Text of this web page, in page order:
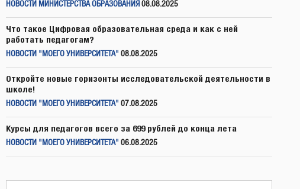
НОВОСТИ МИНИСТЕРСТВА ОБРАЗОВАНИЯ 08.08.2025
Что такое Цифровая образовательная среда и как с ней
работать педагогам?
НОВОСТИ "МОЕГО УНИВЕРСИТЕТА" 08.08.2025
Откройте новые горизонты исследовательской деятельности в
школе!
НОВОСТИ "МОЕГО УНИВЕРСИТЕТА" 07.08.2025
Курсы для педагогов всего за 699 рублей до конца лета
НОВОСТИ "МОЕГО УНИВЕРСИТЕТА" 06.08.2025